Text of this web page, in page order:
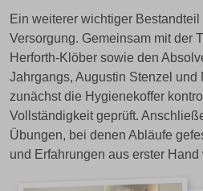
Ein weiterer wichtiger
Versorgung. Gemeinsam mit der
Herforth-Klöber sowie den
Jahrgangs, Augustin Stenzel und
zunächst die Hygienekoffer
Vollständigkeit geprüft.
Übungen, bei denen Abläufe
und Erfahrungen aus erster